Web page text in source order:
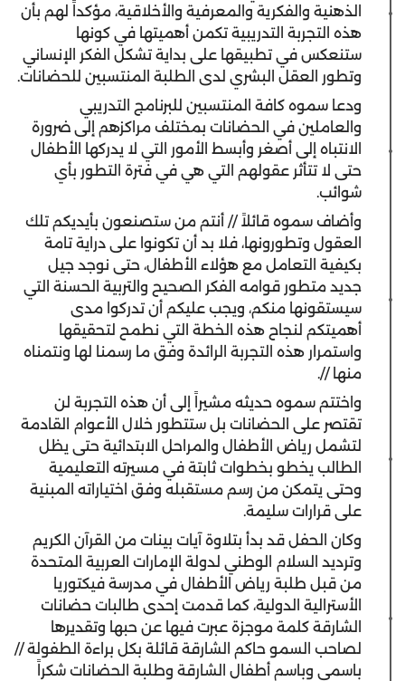
الذهنية والفكرية والمعرفية والأخلاقية، مؤكداً لهم بأن
هذه التجربة التدريبية تكمن أهميتها في كونها
ستنعكس في تطبيقها على بداية تشكل الفكر الإنساني
وتطور العقل البشري لدى الطلبة المنتسبين للحضانات.
ودعا سموه كافة المنتسبين للبرنامج التدريبي
والعاملين في الحضانات بمختلف مراكزهم إلى ضرورة
الانتباه إلى أصغر وأبسط الأمور التي لا يدركها الأطفال
حتى لا تتأثر عقولهم التي هي في فترة التطور بأي
شوائب.
وأضاف سموه قائلاً // أنتم من ستصنعون بأيديكم تلك
العقول وتطورونها، فلا بد أن تكونوا على دراية تامة
بكيفية التعامل مع هؤلاء الأطفال، حتى نوجد جيل
جديد متطور قوامه الفكر الصحيح والتربية الحسنة التي
سيستقونها منكم، ويجب عليكم أن تدركوا مدى
أهميتكم لنجاح هذه الخطة التي نطمح لتحقيقها
واستمرار هذه التجربة الرائدة وفق ما رسمنا لها ونتمناه
منها //.
واختتم سموه حديثه مشيراً إلى أن هذه التجربة لن
تقتصر على الحضانات بل ستتطور خلال الأعوام القادمة
لتشمل رياض الأطفال والمراحل الابتدائية حتى يظل
الطالب يخطو بخطوات ثابتة في مسيرته التعليمية
وحتى يتمكن من رسم مستقبله وفق اختياراته المبنية
على قرارات سليمة.
وكان الحفل قد بدأ بتلاوة آيات بينات من القرآن الكريم
وترديد السلام الوطني لدولة الإمارات العربية المتحدة
من قبل طلبة رياض الأطفال في مدرسة فيكتوريا
الأسترالية الدولية، كما قدمت إحدى طالبات حضانات
الشارقة كلمة موجزة عبرت فيها عن حبها وتقديرها
لصاحب السمو حاكم الشارقة قائلة بكل براءة الطفولة //
باسمي وباسم أطفال الشارقة وطلبة الحضانات شكراً